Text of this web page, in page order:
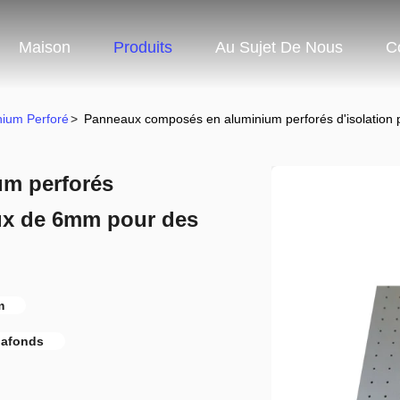
Maison Produits Au Sujet De Nous
Perforé> Panneaux composés en aluminium perforés
perforés
de 6mm pour des